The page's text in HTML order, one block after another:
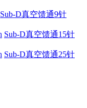
Sub-D真空馈通9针
Sub-D真空馈通15针
Sub-D真空馈通25针